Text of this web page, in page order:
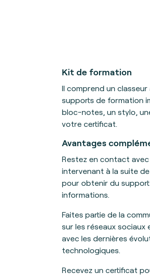
Kit de formation
Il comprend un classeur
supports de formation
bloc-notes, un stylo,
votre certificat.
Avantages
Restez en contact
intervenant à la suite
pour obtenir du
informations.
Faites partie de la
sur les réseaux sociaux
avec les dernières
technologiques.
Recevez un certificat